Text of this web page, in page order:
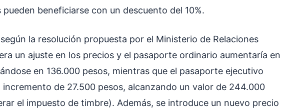
pueden beneficiarse con un descuento del 10%.
la resolución propuesta por el Ministerio de Relaciones
un ajuste en los precios y el pasaporte ordinario aumentaría en
en 136.000 pesos, mientras que el pasaporte ejecutivo
de 27.500 pesos, alcanzando un valor de 244.000
el impuesto de timbre). Además, se introduce un nuevo precio